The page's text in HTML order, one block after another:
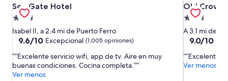
Sea Gate Hotel
Sea Gate Hotel
Propiedad
de
2.5
Isabel II, a 2.4 mi de Puerto Ferro
9.6
10,
Excepcional,
(1,005
9.6/10 Excepcional (1,005 opiniones)
“Excelente servicio wifi, app de tv. Aire en muy
buenas condiciones. Cocina completa.”
Ver menos
Old Crow
Old Crow
Propiedad
de
2.5
A 3.1 mi de
9.0
10,
Magnífico,
9.0/10
“Excelente ”
Ver menos